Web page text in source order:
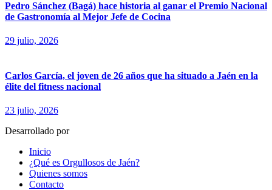
Pedro Sánchez (Bagá) hace historia al ganar el Premio Nacional
de Gastronomía al Mejor Jefe de Cocina
29 julio, 2026
Carlos García, el joven de 26 años que ha situado a Jaén en la
élite del fitness nacional
23 julio, 2026
Desarrollado por
Inicio
¿Qué es Orgullosos de Jaén?
Quienes somos
Contacto